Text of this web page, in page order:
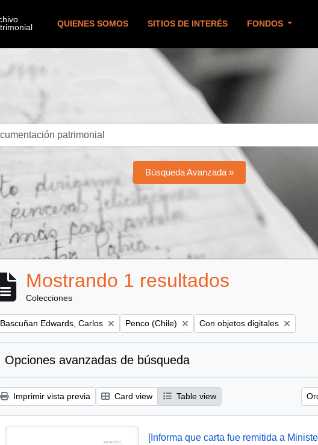
QUIENES SOMOS SITIOS DE INTERÉS FONDOS
Búsqueda Avanzada »
Mostrando 1 resultados
Colecciones
Remove filter:
Bascuñan Edwards, Carlos Remove filter:
Penco (Chile) Remove filter:
Con objetos digitales
Opciones avanzadas de búsqueda
Imprimir vista previa Card view Table view